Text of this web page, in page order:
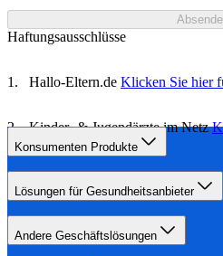
Haftungsausschlüsse
Hallo-Eltern.de Klicken Sie hier
Kinder- & Jugendärzte im Netz
Informationen
Konsumenten Produkte
Lösungen für Gesundheitsanbieter
Andere Geschäftslösungen